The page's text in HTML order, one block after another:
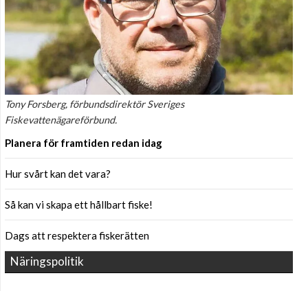
Tony Forsberg, förbundsdirektör Sveriges
Fiskevattenägareförbund.
Planera för framtiden redan idag
Hur svårt kan det vara?
Så kan vi skapa ett hållbart fiske!
Dags att respektera fiskerätten
Näringspolitik